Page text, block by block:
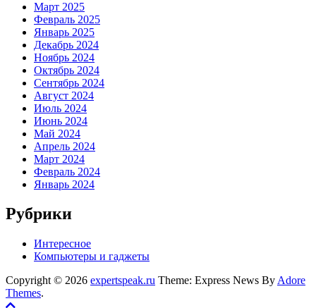
Март 2025
Февраль 2025
Январь 2025
Декабрь 2024
Ноябрь 2024
Октябрь 2024
Сентябрь 2024
Август 2024
Июль 2024
Июнь 2024
Май 2024
Апрель 2024
Март 2024
Февраль 2024
Январь 2024
Рубрики
Интересное
Компьютеры и гаджеты
Copyright © 2026 expertspeak.ru Theme: Express News By Adore
Themes.